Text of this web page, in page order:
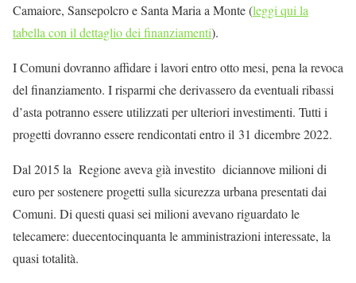
Camaiore, Sansepolcro e Santa Maria a Monte (leggi qui la
tabella con il dettaglio dei finanziamenti).
I Comuni dovranno affidare i lavori entro otto mesi, pena la revoca
del finanziamento. I risparmi che derivassero da eventuali ribassi
d’asta potranno essere utilizzati per ulteriori investimenti. Tutti i
progetti dovranno essere rendicontati entro il 31 dicembre 2022.
Dal 2015 la Regione aveva già investito diciannove milioni di
euro per sostenere progetti sulla sicurezza urbana presentati dai
Comuni. Di questi quasi sei milioni avevano riguardato le
telecamere: duecentocinquanta le amministrazioni interessate, la
quasi totalità.